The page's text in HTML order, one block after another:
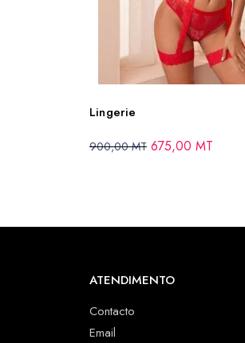
Lingerie
900,00MT 675,00 MT
ATENDIMENTO
Contacto
Email